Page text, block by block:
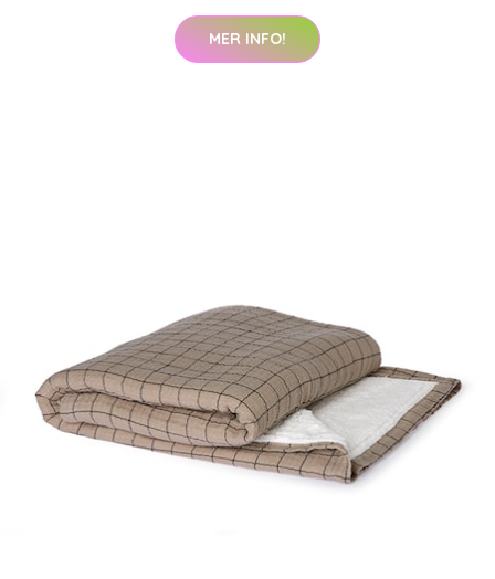
MER INFO!